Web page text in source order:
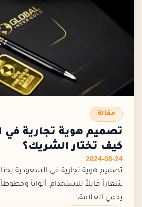
مقالة
تصميم هوية تجارية في
كيف تختار الشريك؟
2024-08-24
تصميم هوية تجارية في السعودية
شعاراً قابلاً للاستخدام، ألواناً
يحمي العلامة.